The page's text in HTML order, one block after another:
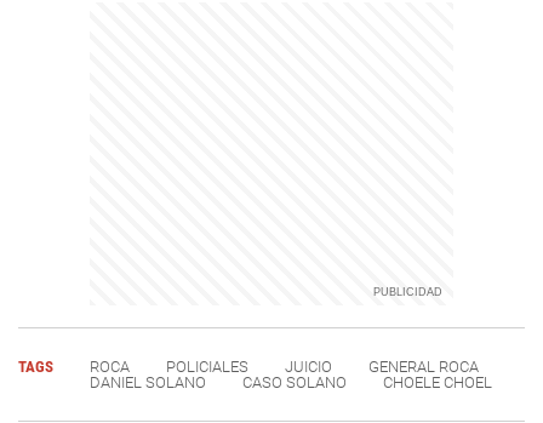
TAGS ROCA POLICIALES JUICIO
GENERAL ROCA
DANIEL SOLANO
CASO SOLANO CHOELE CHOEL